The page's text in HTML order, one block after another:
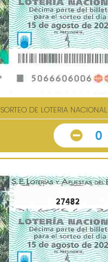
SORTEO DE LOTERIA NACIONAL
0
27482